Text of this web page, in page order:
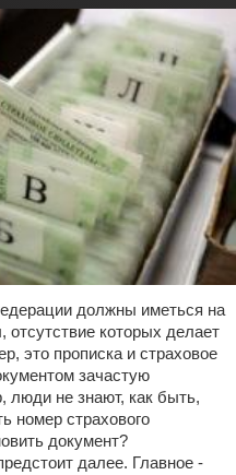
должны иметься на
которых делает
это прописка и страховое
зачастую
люди не знают, как быть,
номер страхового
документ?
далее. Главное -